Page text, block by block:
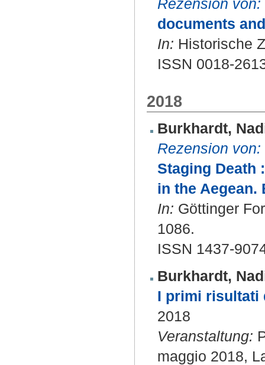
Rezension von:
documents
In: Historische
ISSN 0018-
2018
Burkhardt,
Rezension von:
Staging Death
in the Aegean.
In: Göttinger
1086.
ISSN 1437-
Burkhardt,
I primi risultati
2018
Veranstaltung:
maggio 2018,